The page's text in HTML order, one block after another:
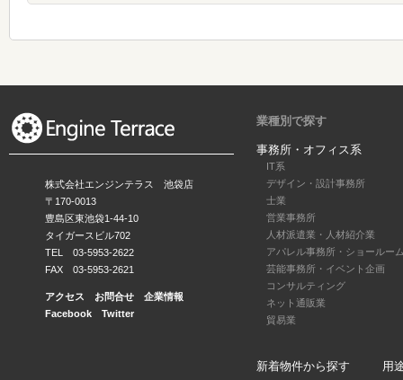
株式会社エンジンテラス 池袋店
〒170-0013
豊島区東池袋1-44-10
タイガースビル702
TEL 03-5953-2622
FAX 03-5953-2621
アクセス お問合せ
企業情報
Facebook
Twitter
業種別で探す
事務所・オフィス系
IT系
デザイン・設計事務所
士業
営業事務所
人材派遣業・人材紹介業
アパレル事務所・ショールー
芸能事務所・イベント企画
コンサルティング
ネット通販業
貿易業
新着物件から探す 用